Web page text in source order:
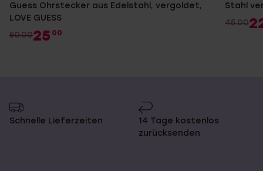
Guess Ohrstecker aus Edelstahl, vergoldet,
LOVE GUESS
50.0025 00
Stahl
45.00
Schnelle Lieferzeiten
14 Tage kostenlos
zurücksenden